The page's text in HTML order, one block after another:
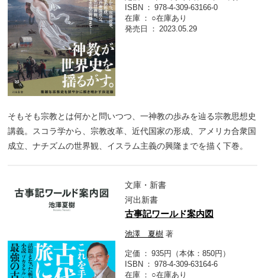
ISBN
978-4-309-63166-0
在庫
○在庫あり
発売日
2023.05.29
そもそも宗教とは何かと問いつつ、一神教の歩みを辿る宗教思想史
講義。スコラ学から、宗教改革、近代国家の形成、アメリカ合衆国
成立、ナチズムの世界観、イスラム主義の興隆までを描く下巻。
文庫・新書
河出新書
古事記ワールド案内図
池澤 夏樹 著
定価
935円（本体：850円）
ISBN
978-4-309-63164-6
在庫
○在庫あり